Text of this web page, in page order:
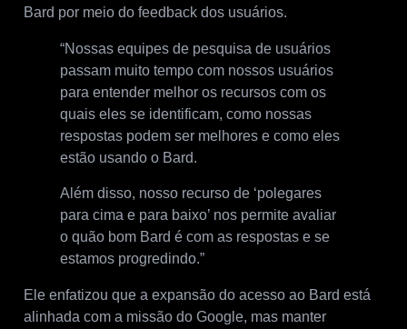
Bard por meio do feedback dos usuários.
“Nossas equipes de pesquisa de usuários
passam muito tempo com nossos usuários
para entender melhor os recursos com os
quais eles se identificam, como nossas
respostas podem ser melhores e como eles
estão usando o Bard.
Além disso, nosso recurso de ‘polegares
para cima e para baixo’ nos permite avaliar
o quão bom Bard é com as respostas e se
estamos progredindo.”
Ele enfatizou que a expansão do acesso ao Bard está
alinhada com a missão do Google, mas manter